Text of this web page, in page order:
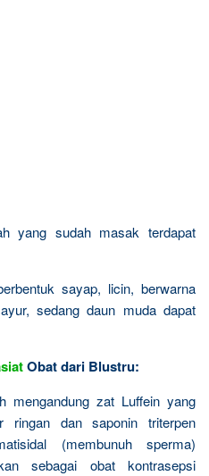
yang sudah masak terdapat
sayap, licin, berwarna
sedang daun muda dapat
Obat dari Blustru:
mengandung zat Luffein yang
ringan dan saponin triterpen
(membunuh sperma)
sebagai obat kontrasepsi